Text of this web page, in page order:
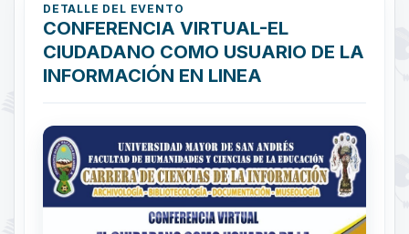
DETALLE DEL EVENTO
CONFERENCIA VIRTUAL-EL
CIUDADANO COMO USUARIO DE LA
INFORMACIÓN EN LINEA